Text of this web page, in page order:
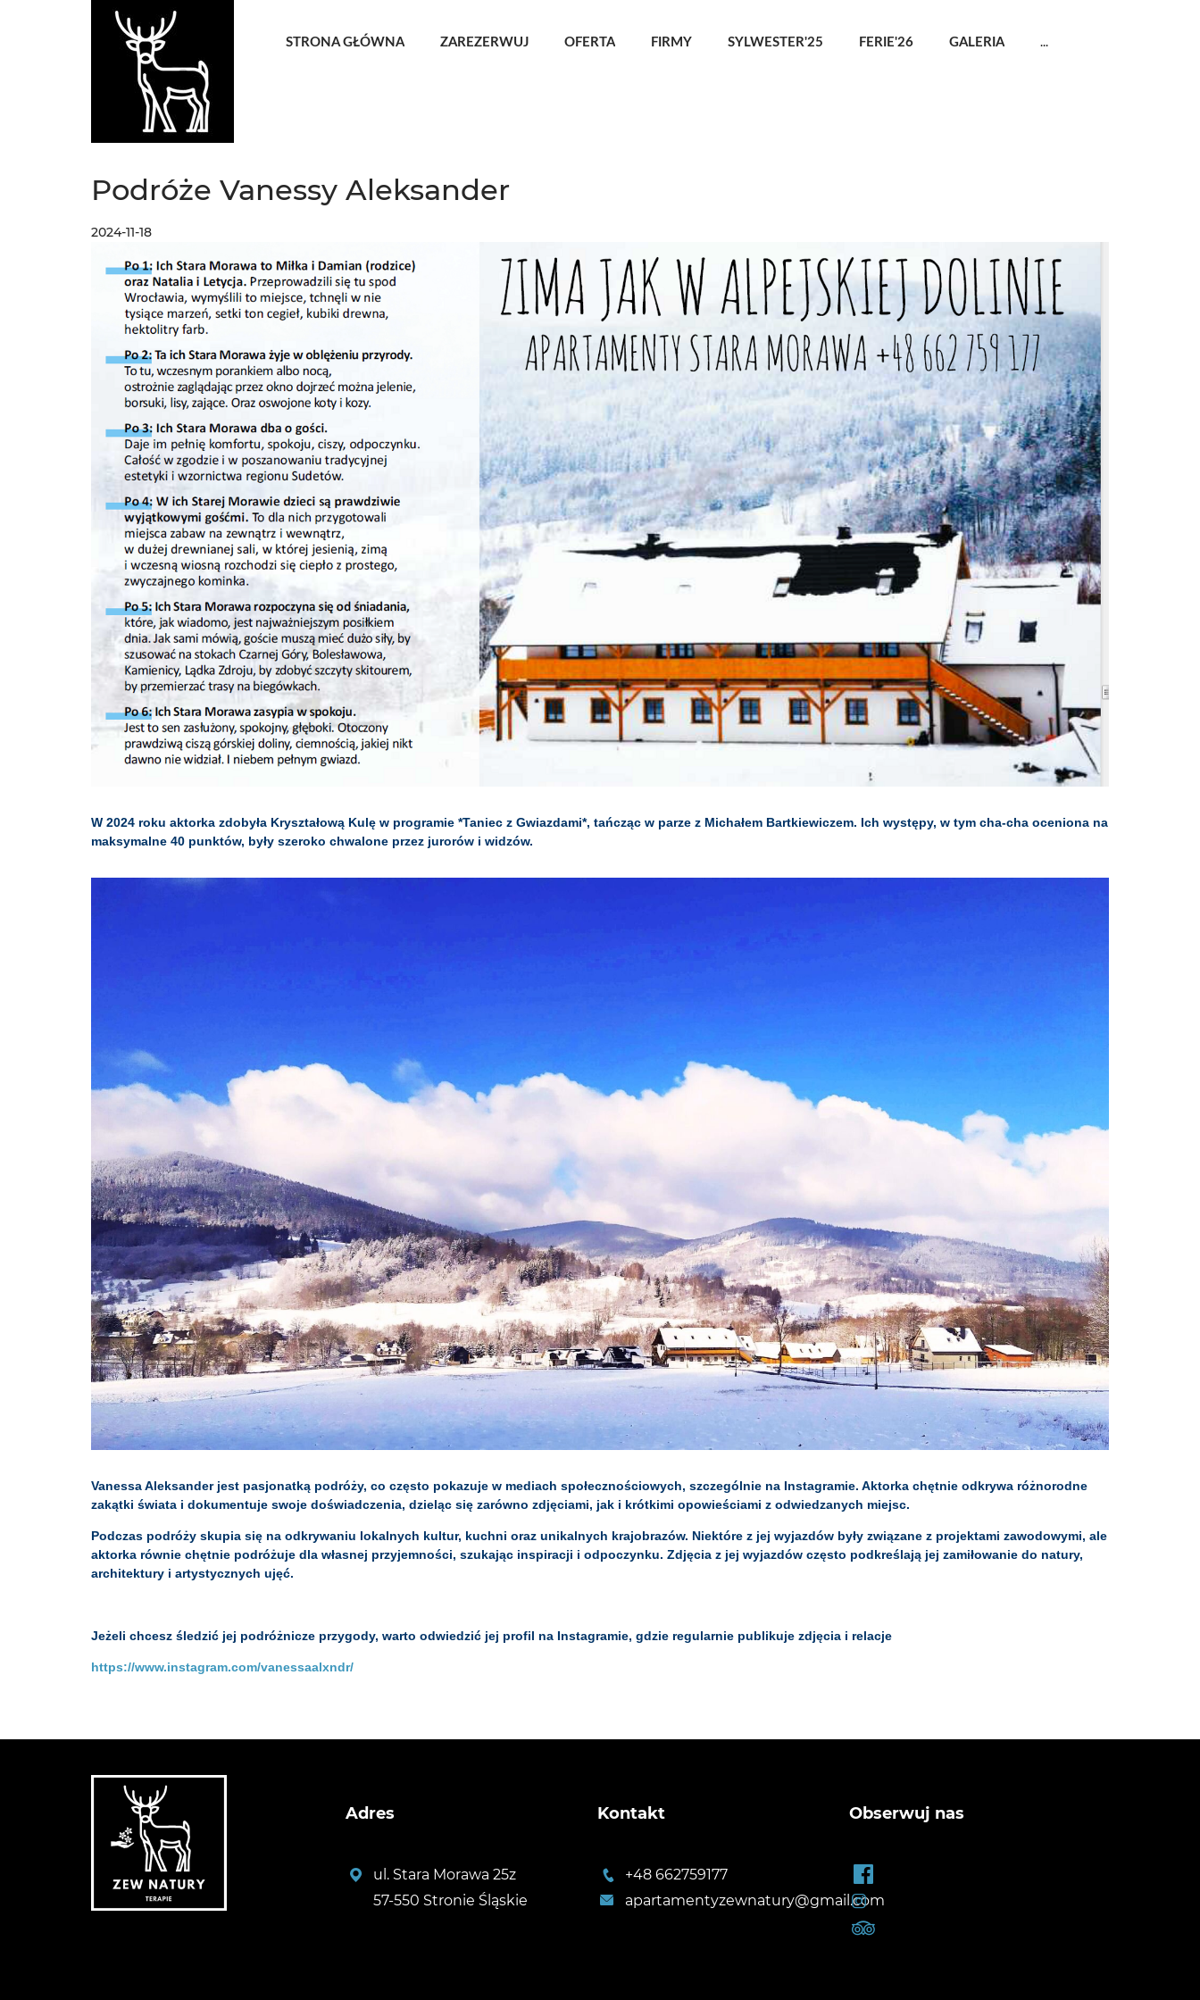
STRONA GŁÓWNA ZAREZERWUJ OFERTA FIRMY SYLWESTER'25 FERIE'26 GALERIA ...
Podróże Vanessy Aleksander
2024-11-18
W 2024 roku aktorka zdobyła Kryształową Kulę w programie *Taniec z Gwiazdami*, tańcząc w parze z Michałem Bartkiewiczem. Ich występy, w tym cha-cha oceniona na
maksymalne 40 punktów, były szeroko chwalone przez jurorów i widzów.
Vanessa Aleksander jest pasjonatką podróży, co często pokazuje w mediach społecznościowych, szczególnie na Instagramie. Aktorka chętnie odkrywa różnorodne
zakątki świata i dokumentuje swoje doświadczenia, dzieląc się zarówno zdjęciami, jak i krótkimi opowieściami z odwiedzanych miejsc.
Podczas podróży skupia się na odkrywaniu lokalnych kultur, kuchni oraz unikalnych krajobrazów. Niektóre z jej wyjazdów były związane z projektami zawodowymi, ale
aktorka równie chętnie podróżuje dla własnej przyjemności, szukając inspiracji i odpoczynku. Zdjęcia z jej wyjazdów często podkreślają jej zamiłowanie do natury,
architektury i artystycznych ujęć.
Jeżeli chcesz śledzić jej podróżnicze przygody, warto odwiedzić jej profil na Instagramie, gdzie regularnie publikuje zdjęcia i relacje
https://www.instagram.com/vanessaalxndr/
Adres
ul. Stara Morawa 25z
57-550 Stronie Śląskie
Kontakt
+48 662759177
apartamentyzewnatury@gmail.com
Obserwuj nas